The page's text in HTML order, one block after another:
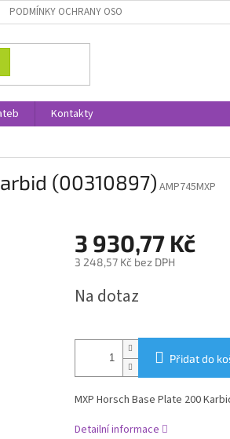
PODMÍNKY OCHRANY OSOBNÍCH ÚDAJŮ
Kontakty
(00310897)AMP745MXP
3 930,77 Kč
3 248,57 Kč bez DPH
cena:
Na dotaz
Přidat do
MXP Horsch Base Plate 200
Detailní informace